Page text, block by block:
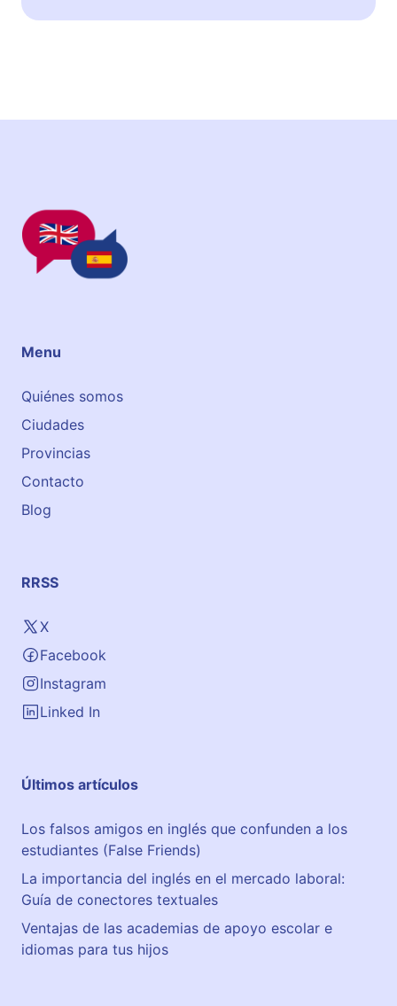
Menu
Quiénes somos
Ciudades
Provincias
Contacto
Blog
RRSS
X
Facebook
Instagram
Linked In
Últimos artículos
Los falsos amigos en inglés que confunden a los
estudiantes (False Friends)
La importancia del inglés en el mercado laboral:
Guía de conectores textuales
Ventajas de las academias de apoyo escolar e
idiomas para tus hijos